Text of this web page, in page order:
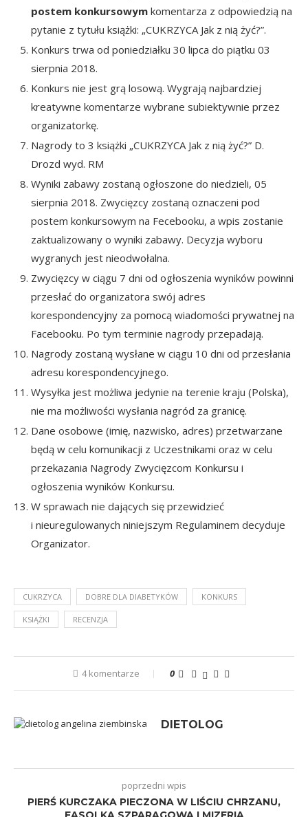
postem konkursowym komentarza z odpowiedzią na
pytanie z tytułu książki: „CUKRZYCA Jak z nią żyć?”.
Konkurs trwa od poniedziałku 30 lipca do piątku 03
sierpnia 2018.
Konkurs nie jest grą losową. Wygrają najbardziej
kreatywne komentarze wybrane subiektywnie przez
organizatorkę.
Nagrody to 3 książki „CUKRZYCA Jak z nią żyć?” D.
Drozd wyd. RM
Wyniki zabawy zostaną ogłoszone do niedzieli, 05
sierpnia 2018. Zwycięzcy zostaną oznaczeni pod
postem konkursowym na Fecebooku, a wpis zostanie
zaktualizowany o wyniki zabawy. Decyzja wyboru
wygranych jest nieodwołalna.
Zwycięzcy w ciągu 7 dni od ogłoszenia wyników powinni
przesłać do organizatora swój adres
korespondencyjny za pomocą wiadomości prywatnej na
Facebooku. Po tym terminie nagrody przepadają.
Nagrody zostaną wysłane w ciągu 10 dni od przesłania
adresu korespondencyjnego.
Wysyłka jest możliwa jedynie na terenie kraju (Polska),
nie ma możliwości wysłania nagród za granicę.
Dane osobowe (imię, nazwisko, adres) przetwarzane
będą w celu komunikacji z Uczestnikami oraz w celu
przekazania Nagrody Zwycięzcom Konkursu i
ogłoszenia wyników Konkursu.
W sprawach nie dających się przewidzieć
i nieuregulowanych niniejszym Regulaminem decyduje
Organizator.
CUKRZYCA DOBRE DLA DIABETYKÓW KONKURS
KSIĄŻKI RECENZJA
4 komentarze 0
DIETOLOG
poprzedni wpis
PIERŚ KURCZAKA PIECZONA W LIŚCIU CHRZANU,